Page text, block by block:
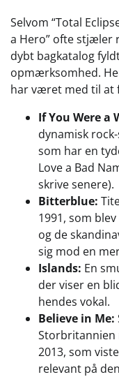
Selvom “Total
a Hero” ofte stjæler
dybt bagkatalog
opmærksomhed.
har været med til at
If You Were a
dynamisk
som har en
Love a Bad
skrive senere).
Bitterblue:
1991, som
og de
sig mod en
Islands: En
der viser en
hendes vokal.
Believe in Me:
Storbritannien
2013, som
relevant på